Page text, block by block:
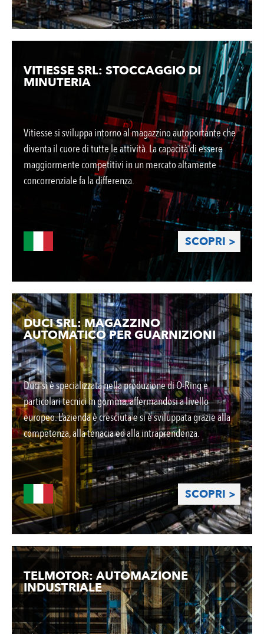
VITIESSE SRL: STOCCAGGIO DI
MINUTERIA
Vitiesse si sviluppa intorno al magazzino autoportante che
diventa il cuore di tutte le attività. La capacità di essere
maggiormente competitivi in un mercato altamente
concorrenziale fa la differenza.
SCOPRI >
DUCI SRL: MAGAZZINO
AUTOMATICO PER GUARNIZIONI
Duci si è specializzata nella produzione di O-Ring e
particolari tecnici in gomma, affermandosi a livello
europeo. L’azienda è cresciuta e si è sviluppata grazie alla
competenza, alla tenacia ed alla intraprendenza.
SCOPRI >
TELMOTOR: AUTOMAZIONE
INDUSTRIALE